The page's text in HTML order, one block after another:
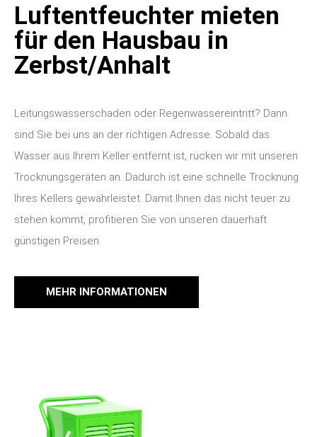
Luftentfeuchter mieten
für den Hausbau in
Zerbst/Anhalt
Leitungswasserschaden oder Regenwassereintritt? Dann
sind Sie bei uns an der richtigen Adresse. Sobald das
Wasser aus Ihrem Keller entfernt ist, rücken wir mit unseren
Trocknungsgeräten an. Dadurch ist eine schnelle Trocknung
Ihres Kellers gewährleistet. Damit Ihnen das nicht teuer zu
stehen kommt, profitieren Sie von unseren dauerhaft
günstigen Preisen.
MEHR INFORMATIONEN